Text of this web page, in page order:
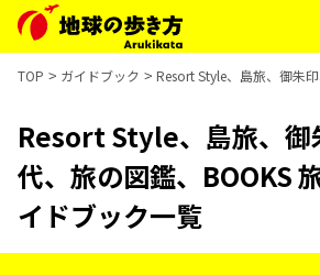
TOP ガイドブック Resort Style、島旅、御朱
Resort Style、島旅、御
代、旅の図鑑、BOOKS
イドブック一覧